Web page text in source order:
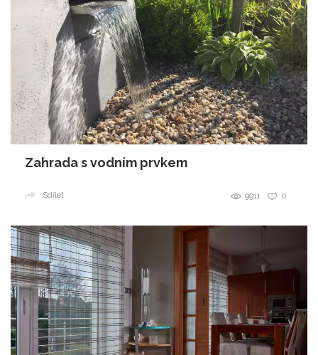
Zahrada s vodním prvkem
0
9911
Sdílet